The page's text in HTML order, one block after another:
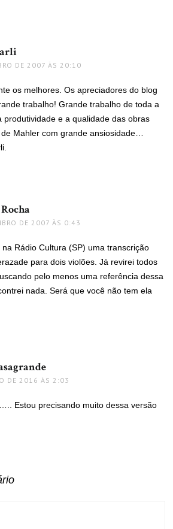
DE 2007 ÀS 20:10
os melhores. Os apreciadores do blog
trabalho! Grande trabalho de toda a
produtividade e a qualidade das obras
Mahler com grande ansiosidade…
DE 2007 ÀS 0:43
Rádio Cultura (SP) uma transcrição
para dois violões. Já revirei todos
pelo menos uma referência dessa
nada. Será que você não tem ela
DE 2016 ÀS 2:03
Estou precisando muito dessa versão